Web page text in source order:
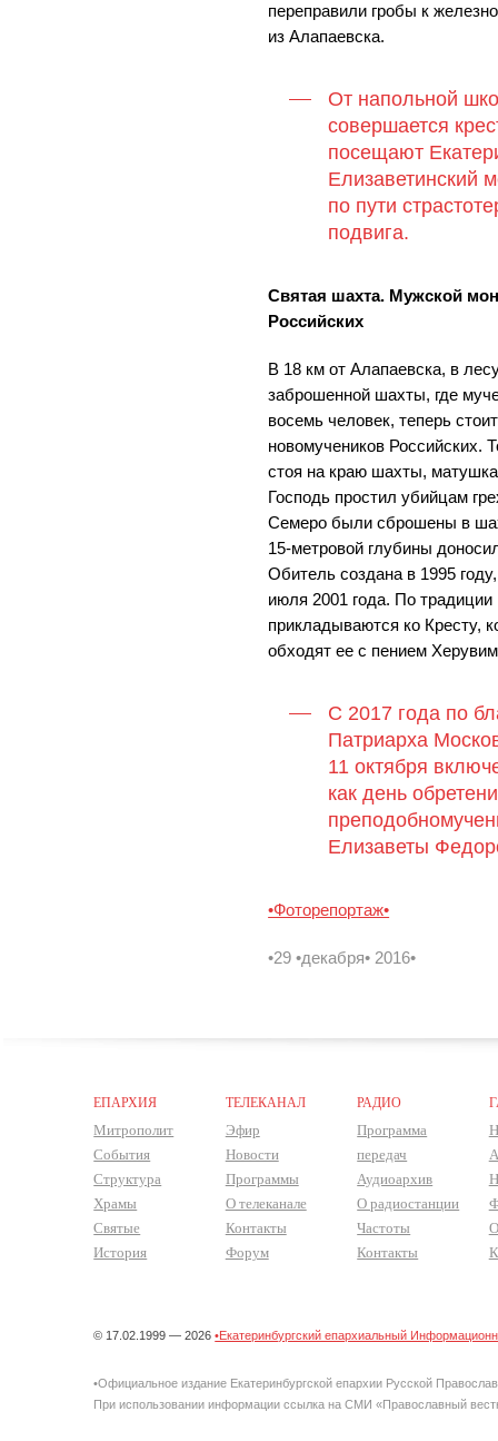
переправили гробы к
из Алапаевска.
От напольной
совершается
посещают
Елизаветинский
по пути
подвига.
Святая шахта. Мужской
Российских
В 18 км от Алапаевска, в
заброшенной шахты, где
восемь человек, теперь
новомучеников Российских.
стоя на краю шахты,
Господь простил убийцам
Семеро были сброшены в
15-метровой глубины
Обитель создана в 1995
июля 2001 года. По
прикладываются ко Кресту,
обходят ее с пением
С 2017 года по
Патриарха
11 октября
как день
Елизаветы
•Фоторепортаж•
•29 •декабря• 2016•
ЕПАРХИЯ
Митрополит
События
Структура
Храмы
Святые
История
ТЕЛЕКАНАЛ
Эфир
Новости
Программы
О телеканале
Контакты
Форум
РАДИО
Программа
передач
Аудиоархив
О радиостанции
Частоты
Контакты
© 17.02.1999 — 2026•Екатеринбургский епархиальный
•Официальное издание Екатеринбургской епархии Русской
При использовании информации ссылка на СМИ «Православный